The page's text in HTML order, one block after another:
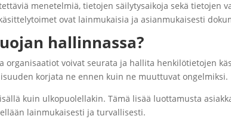
menetelmiä, tietojen säilytysaikoja sekä tietojen
ovat lainmukaisia ja asianmukaisesti
hallinnassa?
organisaatiot voivat seurata ja hallita henkilötietojen
korjata ne ennen kuin ne muuttuvat ongelmiksi.
kuin ulkopuolellakin. Tämä lisää luottamusta
lainmukaisesti ja turvallisesti.